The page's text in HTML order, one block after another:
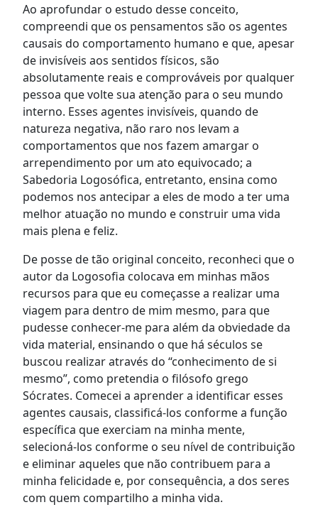
Ao aprofundar o estudo desse conceito,
compreendi que os pensamentos são os agentes
causais do comportamento humano e que, apesar
de invisíveis aos sentidos físicos, são
absolutamente reais e comprováveis por qualquer
pessoa que volte sua atenção para o seu mundo
interno. Esses agentes invisíveis, quando de
natureza negativa, não raro nos levam a
comportamentos que nos fazem amargar o
arrependimento por um ato equivocado; a
Sabedoria Logosófica, entretanto, ensina como
podemos nos antecipar a eles de modo a ter uma
melhor atuação no mundo e construir uma vida
mais plena e feliz.
De posse de tão original conceito, reconheci que o
autor da Logosofia colocava em minhas mãos
recursos para que eu começasse a realizar uma
viagem para dentro de mim mesmo, para que
pudesse conhecer-me para além da obviedade da
vida material, ensinando o que há séculos se
buscou realizar através do “conhecimento de si
mesmo”, como pretendia o filósofo grego
Sócrates. Comecei a aprender a identificar esses
agentes causais, classificá-los conforme a função
específica que exerciam na minha mente,
selecioná-los conforme o seu nível de contribuição
e eliminar aqueles que não contribuem para a
minha felicidade e, por consequência, a dos seres
com quem compartilho a minha vida.